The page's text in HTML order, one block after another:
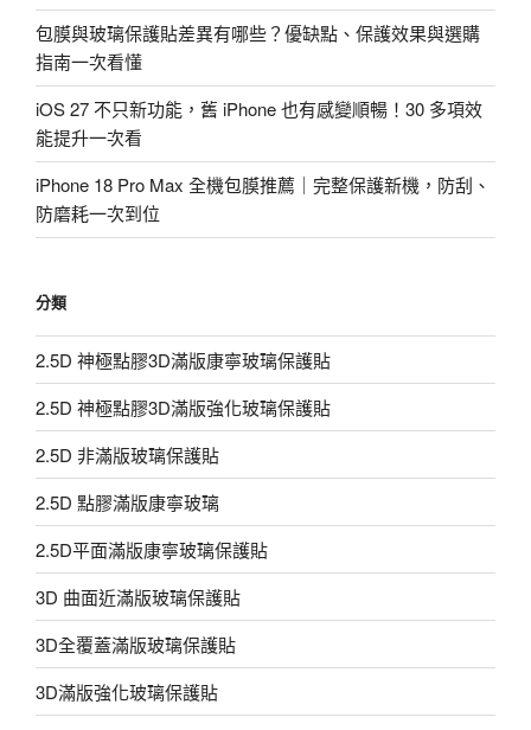
包膜與玻璃保護貼差異有哪些？優缺點、保護效果與選購
指南一次看懂
iOS 27 不只新功能，舊 iPhone 也有感變順暢！30 多項效
能提升一次看
iPhone 18 Pro Max 全機包膜推薦｜完整保護新機，防刮、
防磨耗一次到位
分類
2.5D 神極點膠3D滿版康寧玻璃保護貼
2.5D 神極點膠3D滿版強化玻璃保護貼
2.5D 非滿版玻璃保護貼
2.5D 點膠滿版康寧玻璃
2.5D平面滿版康寧玻璃保護貼
3D 曲面近滿版玻璃保護貼
3D全覆蓋滿版玻璃保護貼
3D滿版強化玻璃保護貼